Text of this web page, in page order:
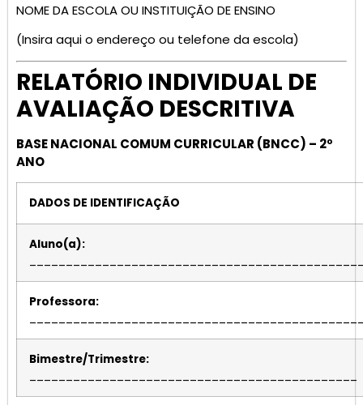
NOME DA ESCOLA OU INSTITUIÇÃO DE ENSINO
(Insira aqui o endereço ou telefone da escola)
RELATÓRIO INDIVIDUAL DE
AVALIAÇÃO DESCRITIVA
BASE NACIONAL COMUM CURRICULAR (BNCC) – 2º
ANO
DADOS DE IDENTIFICAÇÃO
Aluno(a):
Professora:
Bimestre/Trimestre: